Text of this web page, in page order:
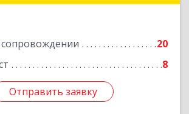
20
8
Отправить заявку
Отправить заявку